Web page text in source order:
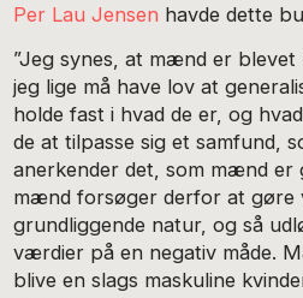
Per Lau Jensen havde dette
”Jeg synes, at mænd er
jeg lige må have lov at
holde fast i hvad de er, og
de at tilpasse sig et samfund,
anerkender det, som mænd er
mænd forsøger derfor at gøre
grundliggende natur, og så
værdier på en negativ måde.
blive en slags maskuline